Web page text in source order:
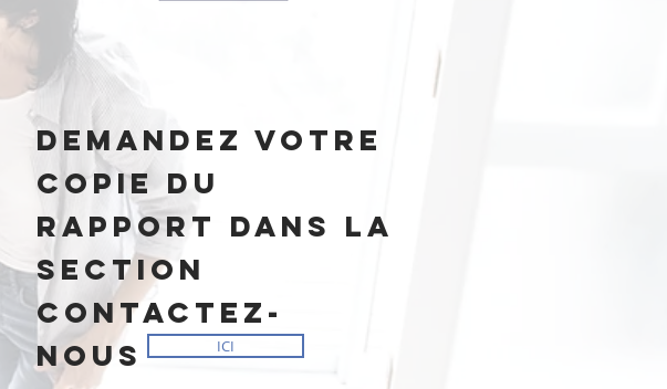
demandez votre
copie du
rapport dans la
section
contactez-
nous
ICI